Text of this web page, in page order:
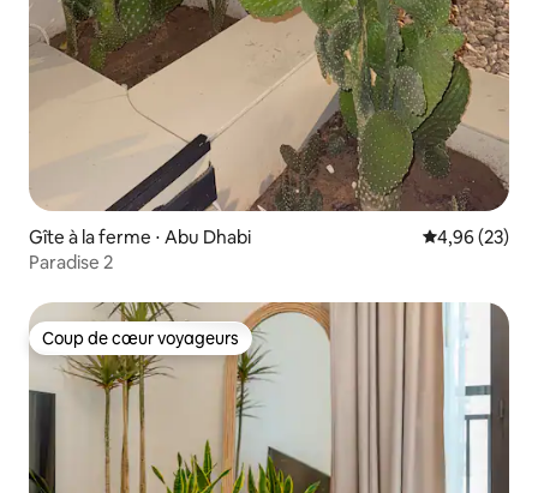
Gîte à la ferme ⋅ Abu Dhabi Évaluation
4,96 (23)
Paradise 2
Coup de cœur voyageurs
Coup de cœur voyageurs